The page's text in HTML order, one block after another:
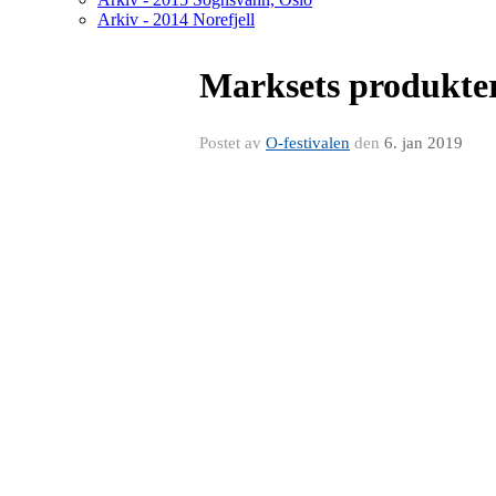
Arkiv - 2014 Norefjell
Marksets
Postet av O-festivalen den 6. jan 2019